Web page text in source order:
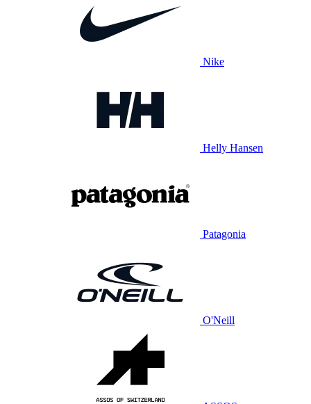
Nike
Helly Hansen
Patagonia
O'Neill